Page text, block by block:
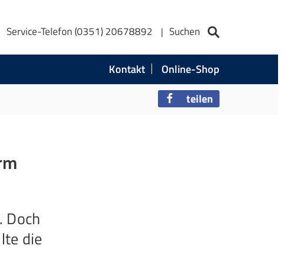
Service-Telefon (0351) 20678892 Suchen
Kontakt
Online-Shop
teilen
die